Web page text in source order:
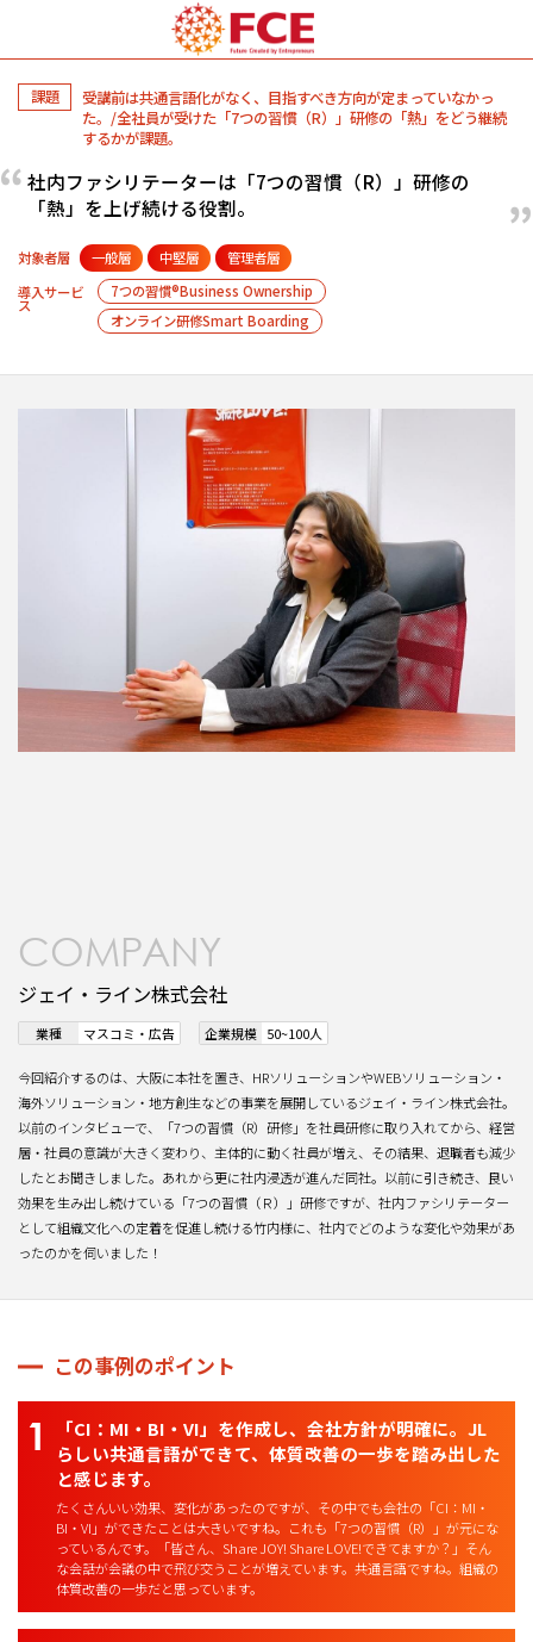
課題
受講前は共通言語化がなく、目指すべき方向が定まっていなかっ
た。/全社員が受けた「7つの習慣（R）」研修の「熱」をどう継続
するかが課題。
社内ファシリテーターは「7つの習慣（R）」研修の
「熱」を上げ続ける役割。
対象者層 一般層 中堅層
管理者層
導入サービ
ス
7つの習慣®Business Ownership
オンライン研修Smart Boarding
COMPANY
ジェイ・ライン株式会社
業種 マスコミ・広告 企業規模 50~100人
今回紹介するのは、大阪に本社を置き、HRソリューションやWEBソリューション・
海外ソリューション・地方創生などの事業を展開しているジェイ・ライン株式会社。
以前のインタビューで、「7つの習慣（R）研修」を社員研修に取り入れてから、経営
層・社員の意識が大きく変わり、主体的に動く社員が増え、その結果、退職者も減少
したとお聞きしました。あれから更に社内浸透が進んだ同社。以前に引き続き、良い
効果を生み出し続けている「7つの習慣（Ｒ）」研修ですが、社内ファシリテーター
として組織文化への定着を促進し続ける竹内様に、社内でどのような変化や効果があ
ったのかを伺いました！
この事例のポイント
「CI：MI・BI・VI」を作成し、会社方針が明確に。JL
らしい共通言語ができて、体質改善の一歩を踏み出した
と感じます。
たくさんいい効果、変化があったのですが、その中でも会社の「CI：MI・
BI・VI」ができたことは大きいですね。これも「7つの習慣（R）」が元にな
っているんです。「皆さん、Share JOY! Share LOVE!できてますか？」そん
な会話が会議の中で飛び交うことが増えています。共通言語ですね。組織の
体質改善の一歩だと思っています。